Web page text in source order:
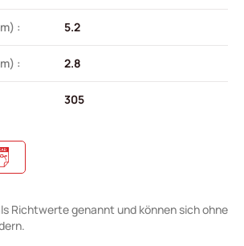
: 5.2
: 2.8
305
Richtwerte genannt und können sich ohne